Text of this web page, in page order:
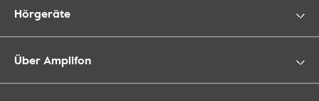
Hörgeräte
Über Amplifon